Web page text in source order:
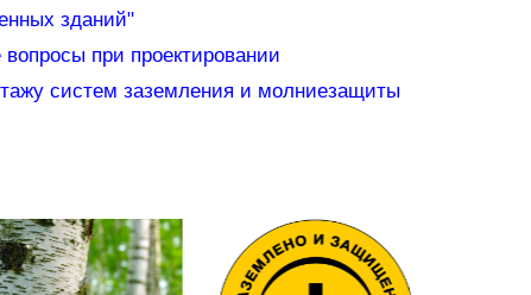
зданий"
при проектировании
систем заземления и молниезащиты